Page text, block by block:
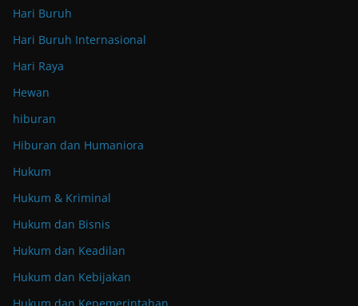
Hari Buruh
Hari Buruh Internasional
Hari Raya
Hewan
hiburan
Hiburan dan Humaniora
Hukum
Hukum & Kriminal
Hukum dan Bisnis
Hukum dan Keadilan
Hukum dan Kebijakan